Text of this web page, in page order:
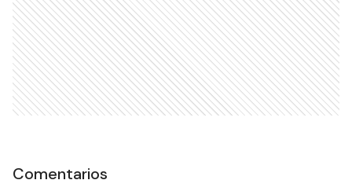
Comentarios